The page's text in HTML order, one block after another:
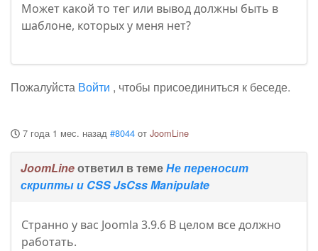
Может какой то тег или вывод должны быть в
шаблоне, которых у меня нет?
Пожалуйста Войти , чтобы присоединиться к беседе.
7 года 1 мес. назад #8044 от JoomLine
JoomLineответил в темеНе переносит
скрипты и CSS JsCss Manipulate
Странно у вас Joomla 3.9.6 В целом все должно
работать.